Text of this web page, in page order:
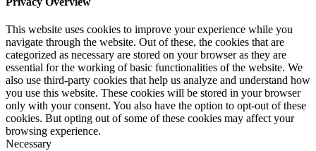
This website uses cookies to improve your experience while you
navigate through the website. Out of these, the cookies that are
categorized as necessary are stored on your browser as they are
essential for the working of basic functionalities of the website. We
also use third-party cookies that help us analyze and understand how
you use this website. These cookies will be stored in your browser
only with your consent. You also have the option to opt-out of these
cookies. But opting out of some of these cookies may affect your
browsing experience.
Necessary